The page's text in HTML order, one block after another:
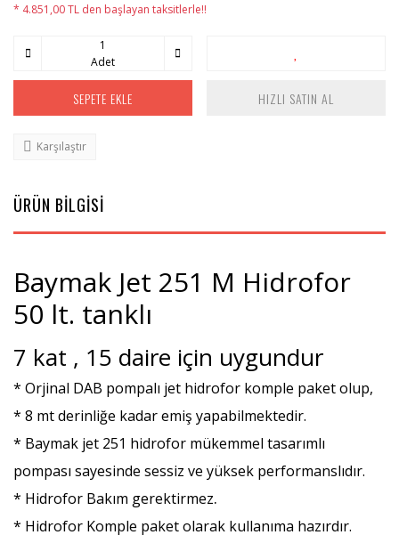
* 4.851,00 TL den başlayan taksitlerle!!
Adet
SEPETE EKLE HIZLI SATIN AL
Karşılaştır
ÜRÜN BİLGİSİ
Baymak Jet 251 M Hidrofor
50 lt. tanklı
7 kat , 15 daire için uygundur
* Orjinal DAB pompalı jet hidrofor komple paket olup,
* 8 mt derinliğe kadar emiş yapabilmektedir.
* Baymak jet 251 hidrofor mükemmel tasarımlı
pompası sayesinde sessiz ve yüksek performanslıdır.
* Hidrofor Bakım gerektirmez.
* Hidrofor Komple paket olarak kullanıma hazırdır.